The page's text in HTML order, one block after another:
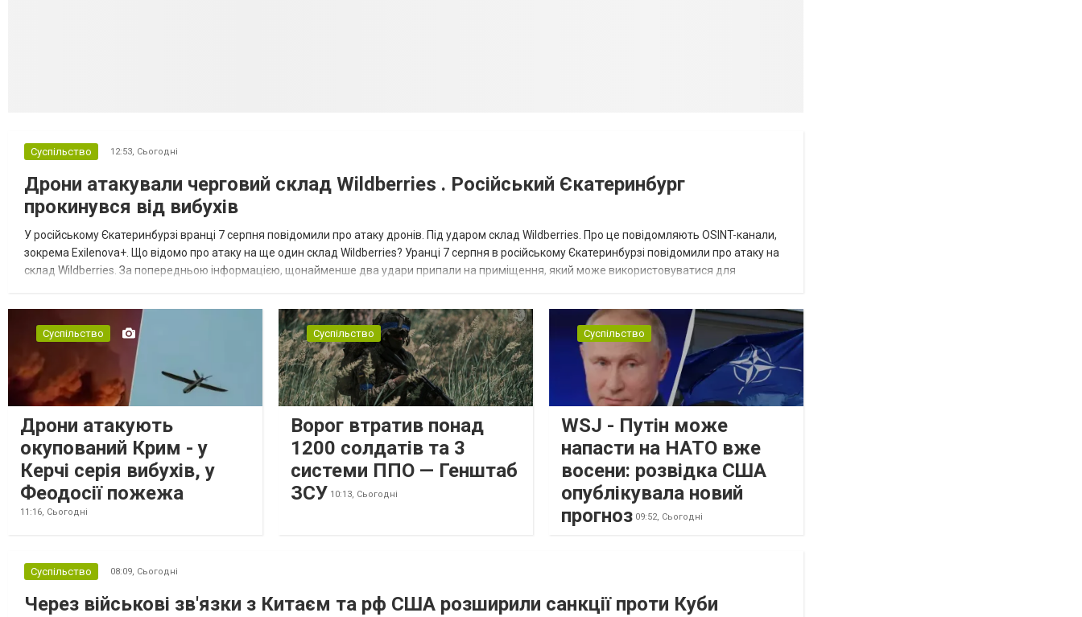
Суспільство 12:53, Сьогодні
Дрони атакували черговий склад Wildberries . Російський Єкатеринбург
прокинувся від вибухів
У російському Єкатеринбурзі вранці 7 серпня повідомили про атаку дронів. Під ударом склад Wildberries. Про це повідомляють OSINT-канали,
зокрема Exilenova+. Що відомо про атаку на ще один склад Wildberries? Уранці 7 серпня в російському Єкатеринбурзі повідомили про атаку на
склад Wildberries. За попередньою інформацією, щонайменше два удари припали на приміщення, який може використовуватися для
Суспільство
Дрони атакують
окупований Крим - у
Керчі серія вибухів, у
Феодосії пожежа
11:16, Сьогодні
Суспільство
Ворог втратив понад
1200 солдатів та 3
системи ППО — Генштаб
ЗСУ 10:13, Сьогодні
Суспільство
WSJ - Путін може
напасти на НАТО вже
восени: розвідка США
опублікувала новий
прогноз 09:52, Сьогодні
Суспільство 08:09, Сьогодні
Через військові зв'язки з Китаєм та рф США розширили санкції проти Куби